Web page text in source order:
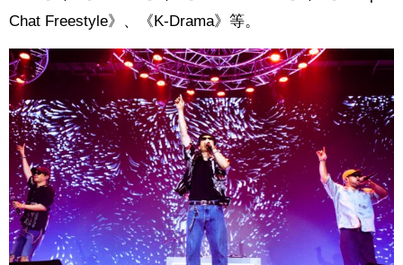
Chat Freestyle》、《K-Drama》等。